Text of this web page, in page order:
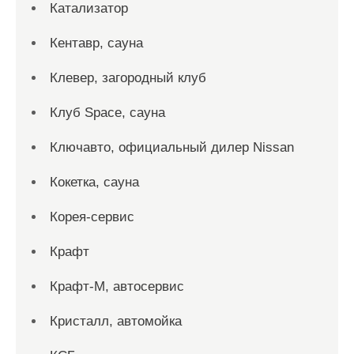
Катализатор
Кентавр, сауна
Клевер, загородный клуб
Клуб Space, сауна
Ключавто, официальный дилер Nissan
Кокетка, сауна
Корея-сервис
Крафт
Крафт-М, автосервис
Кристалл, автомойка